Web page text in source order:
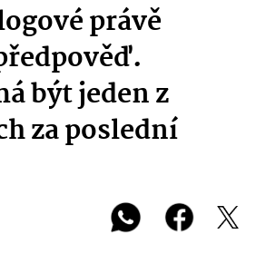
právě
být jeden z
za poslední